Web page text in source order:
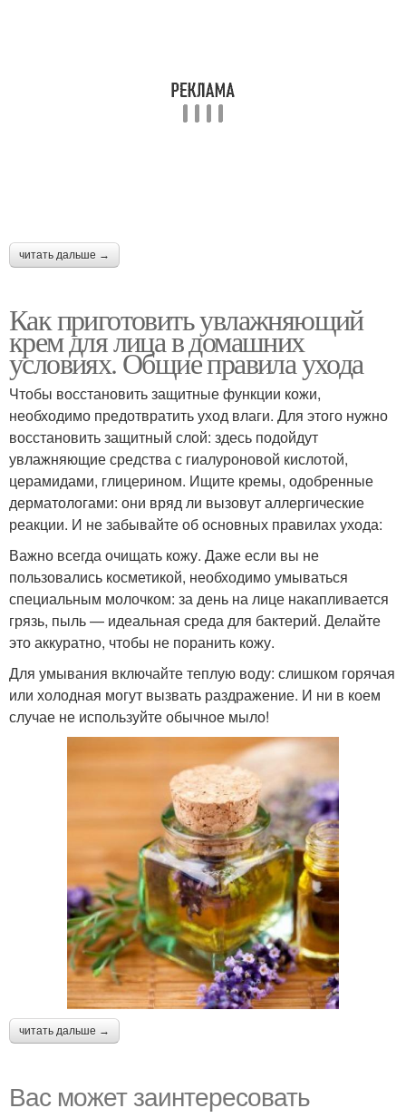
Уход за кожей
читать дальше →
Как приготовить увлажняющий
крем для лица в домашних
условиях. Общие правила ухода
Чтобы восстановить защитные функции кожи,
необходимо предотвратить уход влаги. Для этого нужно
восстановить защитный слой: здесь подойдут
увлажняющие средства с гиалуроновой кислотой,
церамидами, глицерином. Ищите кремы, одобренные
дерматологами: они вряд ли вызовут аллергические
реакции. И не забывайте об основных правилах ухода:
Важно всегда очищать кожу. Даже если вы не
пользовались косметикой, необходимо умываться
специальным молочком: за день на лице накапливается
грязь, пыль — идеальная среда для бактерий. Делайте
это аккуратно, чтобы не поранить кожу.
Для умывания включайте теплую воду: слишком горячая
или холодная могут вызвать раздражение. И ни в коем
случае не используйте обычное мыло!
читать дальше →
Вас может заинтересовать